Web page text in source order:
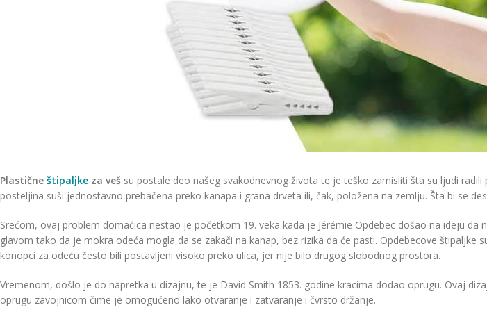
Plastične štipaljke za veš su postale deo našeg svakodnevnog života te je teško zamisliti šta su ljudi
posteljina suši jednostavno prebačena preko kanapa i grana drveta ili, čak, položena na zemlju. Šta bi se
Srećom, ovaj problem domaćica nestao je početkom 19. veka kada je Jérémie Opdebec došao na ideju
glavom tako da je mokra odeća mogla da se zakači na kanap, bez rizika da će pasti. Opdebecove
konopci za odeću često bili postavljeni visoko preko ulica, jer nije bilo drugog slobodnog prostora.
Vremenom, došlo je do napretka u dizajnu, te je David Smith 1853. godine kracima dodao oprugu. Ovaj
oprugu zavojnicom čime je omogućeno lako otvaranje i zatvaranje i čvrsto držanje.